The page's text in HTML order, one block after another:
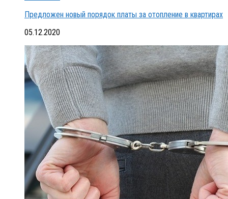
Предложен новый порядок платы за отопление в квартирах
05.12.2020